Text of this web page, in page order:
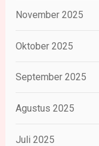
November 2025
Oktober 2025
September 2025
Agustus 2025
Juli 2025